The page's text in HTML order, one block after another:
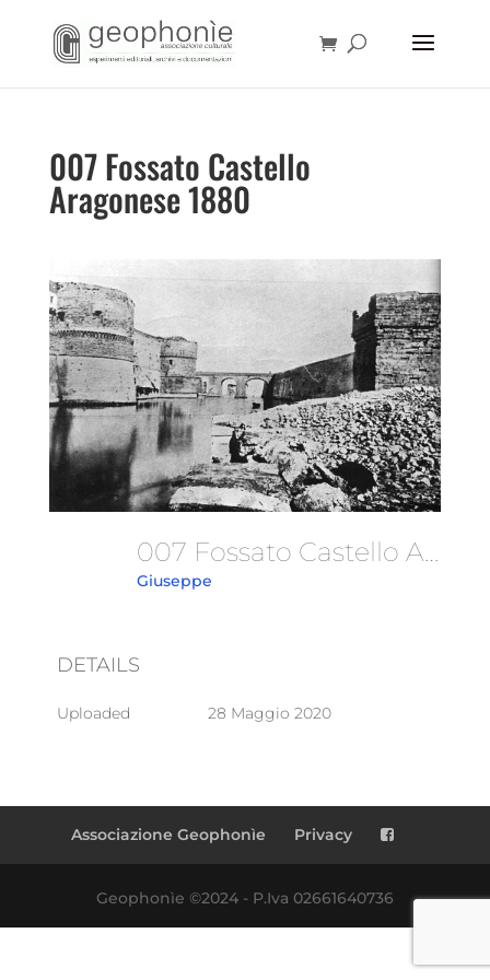
007 Fossato Castello
Aragonese 1880
007 Fossato Castello Aragonese 1880
Giuseppe
DETAILS
Uploaded 28 Maggio 2020
Associazione Geophonìe Privacy
Geophonìe ©2024 - P.Iva 02661640736